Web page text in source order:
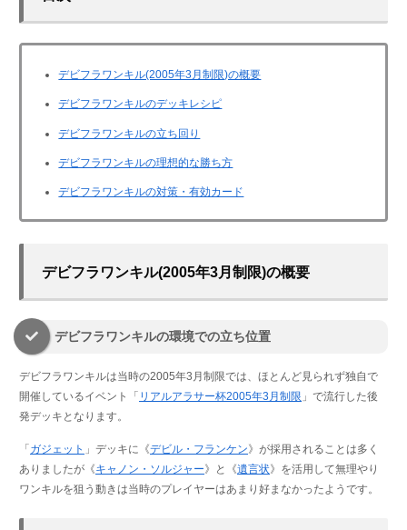
デビフラワンキル(2005年3月制限)の概要
デビフラワンキルのデッキレシピ
デビフラワンキルの立ち回り
デビフラワンキルの理想的な勝ち方
デビフラワンキルの対策・有効カード
デビフラワンキル(2005年3月制限)の概要
デビフラワンキルの環境での立ち位置
デビフラワンキルは当時の2005年3月制限では、ほとんど見られず独自で
開催しているイベント「 リアルアラサー杯2005年3月制限 」で流行した後
発デッキとなります。
「 ガジェット 」デッキに《デビル・フランケン》が採用されることは多く
ありましたが《キャノン・ソルジャー》と《遺言状》を活用して無理やり
ワンキルを狙う動きは当時のプレイヤーはあまり好まなかったようです。